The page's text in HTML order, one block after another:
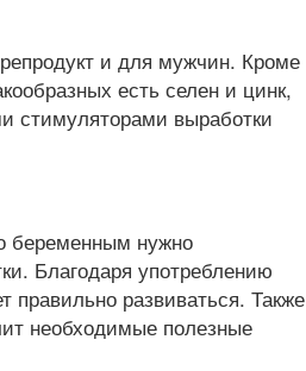
и для мужчин. Кроме
есть селен и цинк,
стимуляторами выработки
беременным нужно
Благодаря употреблению
правильно развиваться. Также
необходимые полезные